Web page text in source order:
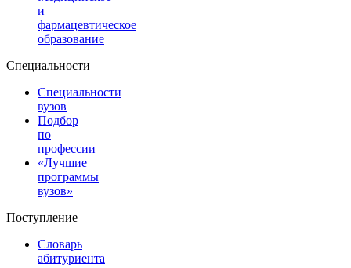
и
фармацевтическое
образование
Специальности
Специальности
вузов
Подбор
по
профессии
«Лучшие
программы
вузов»
Поступление
Словарь
абитуриента